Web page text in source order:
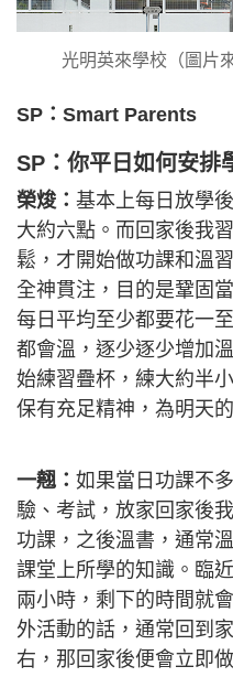
光明英來學校（圖片
SP：Smart Parents
SP：你平日如何安排
榮焌： 基本上每日放學
大約六點。而回家後我
鬆，才開始做功課和溫
全神貫注，目的是鞏固
每日平均至少都要花一
都會溫，逐少逐少增加
始練習疊杯，練大約半
保有充足精神，為明天
一翹： 如果當日功課不
驗、考試，放家回家後
功課，之後溫書，通常
課堂上所學的知識。臨
兩小時，剩下的時間就
外活動的話，通常回到
右，那回家後便會立即